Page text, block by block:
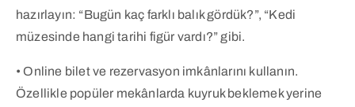
hazırlayın: “Bugün kaç farklı balık gördük?”, “Kedi
müzesinde hangi tarihi figür vardı?” gibi.
• Online bilet ve rezervasyon imkânlarını kullanın.
Özellikle popüler mekânlarda kuyruk beklemek yerine